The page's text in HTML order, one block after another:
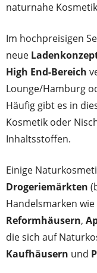
naturnahe
Im hochpreisigen
neue
High End-Bereich
Lounge/Hamburg
Häufig gibt es in
Kosmetik oder
Inhaltsstoffen.
Einige
Drogeriemärkten
Handelsmarken
Reformhäusern,
die sich auf
Kaufhäusern und